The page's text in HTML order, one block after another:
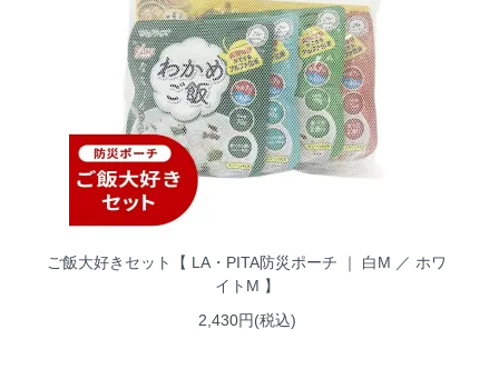
ご飯大好きセット【 LA・PITA防災ポーチ ｜ 白M ／ ホワ
イトM 】
2,430円(税込)